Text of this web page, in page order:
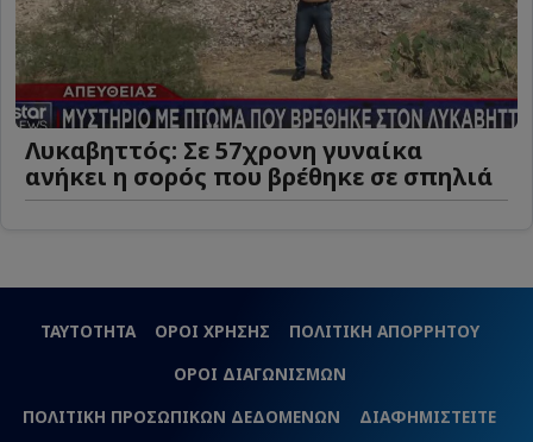
Λυκαβηττός: Σε 57χρονη γυναίκα
ανήκει η σορός που βρέθηκε σε σπηλιά
ΤΑΥΤΟΤΗΤΑ ΟΡΟΙ ΧΡΗΣΗΣ
ΠΟΛΙΤΙΚΗ ΑΠΟΡΡΗΤΟΥ
ΟΡΟΙ ΔΙΑΓΩΝΙΣΜΩΝ
ΠΟΛΙΤΙΚΗ ΠΡΟΣΩΠΙΚΩΝ ΔΕΔΟΜΕΝΩΝ
ΔΙΑΦΗΜΙΣΤΕΙΤΕ